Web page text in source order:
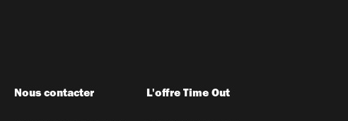
Nous contacter L'offre Time Out